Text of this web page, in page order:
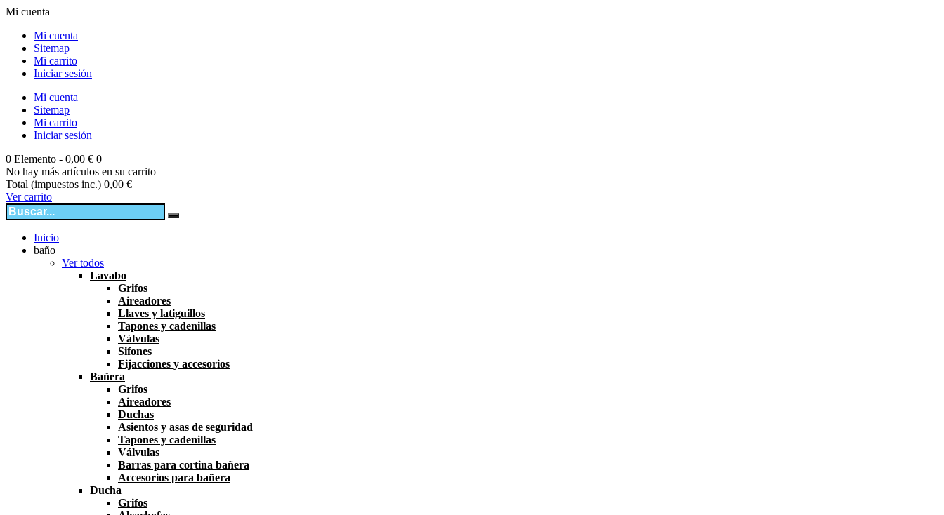
Mi cuenta
Mi cuenta
Sitemap
Mi carrito
Iniciar sesión
Mi cuenta
Sitemap
Mi carrito
Iniciar sesión
0 Elemento - 0,00 € 0
No hay más artículos en su carrito
Total (impuestos inc.) 0,00 €
Ver carrito
Inicio
baño
Ver todos
Lavabo
Grifos
Aireadores
Llaves y latiguillos
Tapones y cadenillas
Válvulas
Sifones
Fijacciones y accesorios
Bañera
Grifos
Aireadores
Duchas
Asientos y asas de seguridad
Tapones y cadenillas
Válvulas
Barras para cortina bañera
Accesorios para bañera
Ducha
Grifos